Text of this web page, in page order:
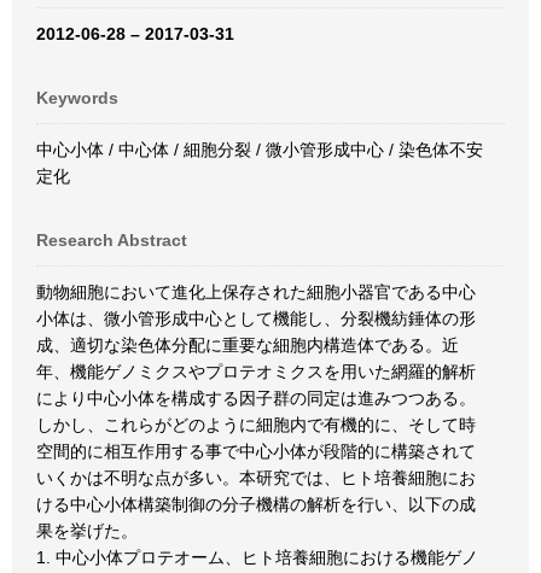
2012-06-28 – 2017-03-31
Keywords
中心小体 / 中心体 / 細胞分裂 / 微小管形成中心 / 染色体不安
定化
Research Abstract
動物細胞において進化上保存された細胞小器官である中心
小体は、微小管形成中心として機能し、分裂機紡錘体の形
成、適切な染色体分配に重要な細胞内構造体である。近
年、機能ゲノミクスやプロテオミクスを用いた網羅的解析
により中心小体を構成する因子群の同定は進みつつある。
しかし、これらがどのように細胞内で有機的に、そして時
空間的に相互作用する事で中心小体が段階的に構築されて
いくかは不明な点が多い。本研究では、ヒト培養細胞にお
ける中心小体構築制御の分子機構の解析を行い、以下の成
果を挙げた。
1. 中心小体プロテオーム、ヒト培養細胞における機能ゲノ